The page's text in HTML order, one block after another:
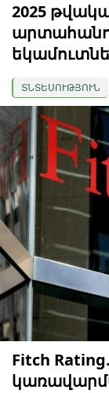
2025
ՏՆՏԵՍՈՒԹՅՈՒՆ
Fitch